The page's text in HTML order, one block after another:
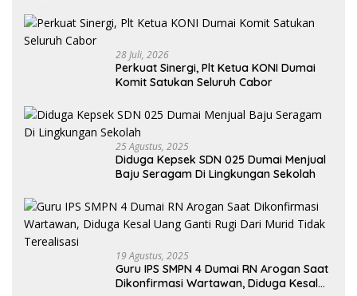
28 Juli, 2026
Perkuat Sinergi, Plt Ketua KONI Dumai
Komit Satukan Seluruh Cabor
25 Agustus, 2025
Diduga Kepsek SDN 025 Dumai Menjual
Baju Seragam Di Lingkungan Sekolah
19 Agustus, 2025
Guru IPS SMPN 4 Dumai RN Arogan Saat
Dikonfirmasi Wartawan, Diduga Kesal